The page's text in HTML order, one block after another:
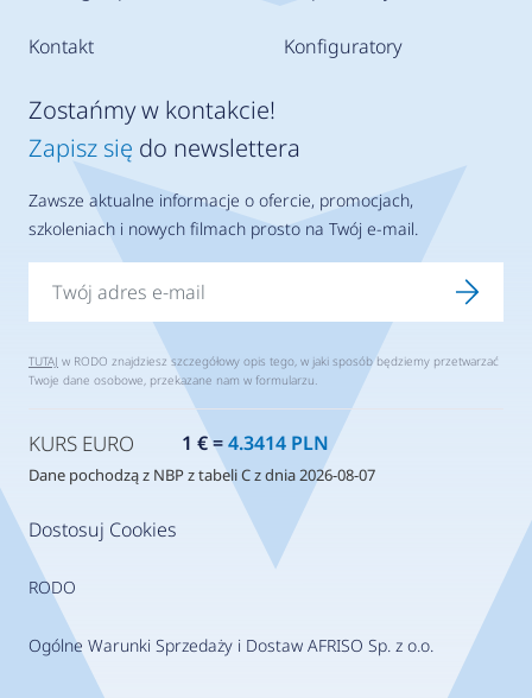
Kontakt Konfiguratory
Dostosuj Cookies
RODO
Ogólne Warunki Sprzedaży i Dostaw AFRISO Sp. z o.o.
Zostańmy w kontakcie!
Zapisz się do newslettera
Zawsze aktualne informacje o ofercie, promocjach,
szkoleniach i nowych filmach prosto na Twój e-mail.
TUTAJ w RODO znajdziesz szczegółowy opis tego, w jaki sposób będziemy przetwarzać
Twoje dane osobowe, przekazane nam w formularzu.
KURS EURO 1 € =4.3414 PLN
Dane pochodzą z NBP z tabeli C z dnia 2026-08-07